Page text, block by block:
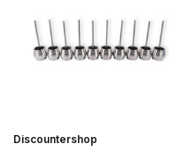
Discountershop